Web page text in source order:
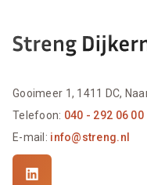
Gooimeer 1, 1411 DC,
Telefoon: 040 - 292 06 00
E-mail: info@streng.nl